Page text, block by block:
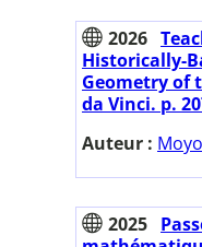
2026
Historically-
Geometry of
da Vinci. p.
Auteur :
2025